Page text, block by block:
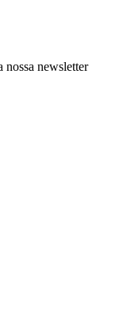
nossa newsletter